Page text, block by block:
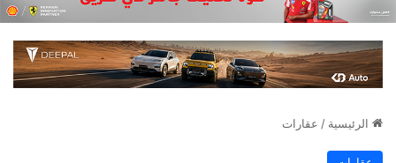
الرئيسية / عقارات